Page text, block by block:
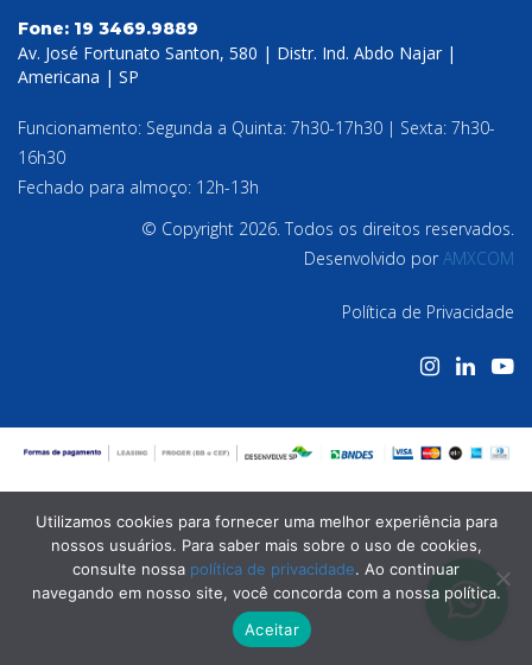
Fone: 19 3469.9889
Av. José Fortunato Santon, 580 | Distr. Ind. Abdo Najar |
Americana | SP
Funcionamento: Segunda a Quinta: 7h30-17h30 | Sexta: 7h30-
16h30
Fechado para almoço: 12h-13h
© Copyright 2026. Todos os direitos reservados.
Desenvolvido porAMXCOM
Política de Privacidade
Utilizamos cookies para fornecer uma melhor experiência para
nossos usuários. Para saber mais sobre o uso de cookies,
consulte nossa política de privacidade. Ao continuar
navegando em nosso site, você concorda com a nossa política.
Aceitar